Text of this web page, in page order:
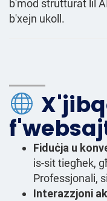
b'mod strutturat lil
b'xejn ukoll.
Fiduċja u
is-sit tiegħek,
Professjonali,
Interazzjoni